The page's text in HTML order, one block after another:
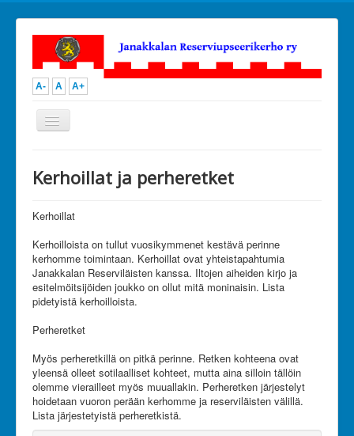
A- A A+
Vaihda
navigointi
Toiminta
Urheilu
Kilpailutoiminta
Kerhoillat ja perheretket
Muu toiminta
Kuvia
Kalenteri
Hallitus
Ota yhteyttä
Liity jäseneksi
Tue toimintaamme
Olet tässä: JanRU
Toiminta
Kerhoillat ja perheretket
Kerhoillat ja perheretket
Kerhoillat
Kerhoilloista on tullut vuosikymmenet kestävä perinne
kerhomme toimintaan. Kerhoillat ovat yhteistapahtumia
Janakkalan Reserviläisten kanssa. Iltojen aiheiden kirjo ja
esitelmöitsijöiden joukko on ollut mitä moninaisin. Lista
pidetyistä kerhoilloista.
Perheretket
Myös perheretkillä on pitkä perinne. Retken kohteena ovat
yleensä olleet sotilaalliset kohteet, mutta aina silloin tällöin
olemme vierailleet myös muuallakin. Perheretken järjestelyt
hoidetaan vuoron perään kerhomme ja reserviläisten välillä.
Lista järjestetyistä perheretkistä.